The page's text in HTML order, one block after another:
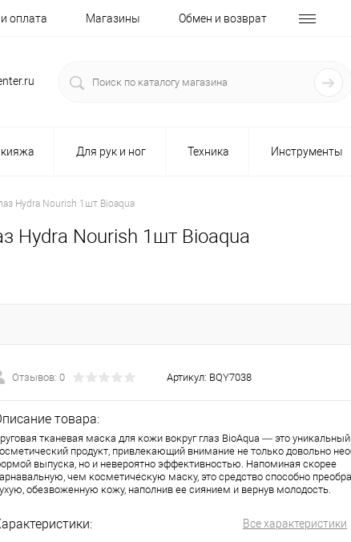
оплата Магазины Обмен и возврат
Для рук и ног Техника Инструменты
Hydra Nourish 1шт Bioaqua
Hydra Nourish 1шт Bioaqua
Отзывов: 0 Артикул: BQY7038
товара:
тканевая маска для кожи вокруг глаз BioAqua — это уникальный
продукт, привлекающий внимание не только довольно
выпуска, но и невероятно эффективностью. Напоминая скорее
чем косметическую маску, это средство способно
обезвоженную кожу, наполнив ее сиянием и вернув молодость.
Все характеристики